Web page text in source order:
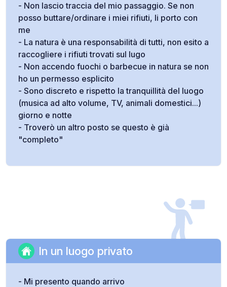
- Non lascio traccia del mio passaggio. Se non
posso buttare/ordinare i miei rifiuti, li porto con
me
- La natura è una responsabilità di tutti, non esito a
raccogliere i rifiuti trovati sul lugo
- Non accendo fuochi o barbecue in natura se non
ho un permesso esplicito
- Sono discreto e rispetto la tranquillità del luogo
(musica ad alto volume, TV, animali domestici...)
giorno e notte
- Troverò un altro posto se questo è già
"completo"
In un luogo privato
- Mi presento quando arrivo